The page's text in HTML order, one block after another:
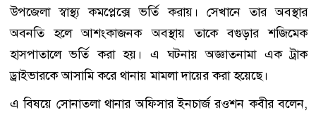
উপজেলা স্বাস্থ্য কমপ্লেক্সে ভর্তি করায়। সেখানে তার অবস্থার
অবনতি হলে আশংকাজনক অবস্থায় তাকে বগুড়ার শজিমেক
হাসপাতালে ভর্তি করা হয়। এ ঘটনায় অজ্ঞাতনামা এক ট্রাক
ড্রাইভারকে আসামি করে থানায় মামলা দায়ের করা হয়েছে।
এ বিষয়ে সোনাতলা থানার অফিসার ইনচার্জ রওশন কবীর বলেন,